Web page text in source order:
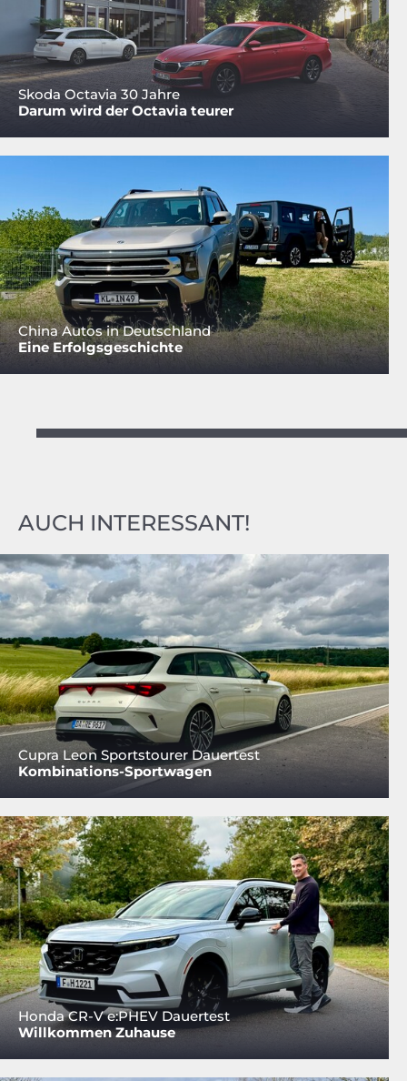
Skoda Octavia 30 Jahre
Darum wird der Octavia teurer
China Autos in Deutschland
Eine Erfolgsgeschichte
AUCH INTERESSANT!
Cupra Leon Sportstourer Dauertest
Kombinations-Sportwagen
Honda CR-V e:PHEV Dauertest
Willkommen Zuhause